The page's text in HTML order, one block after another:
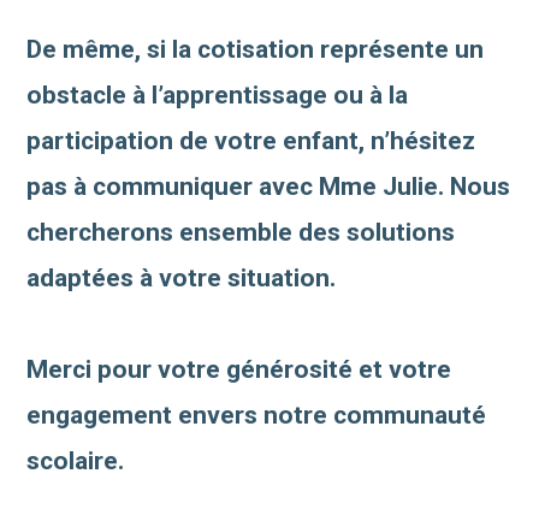
De même, si la cotisation représente un
obstacle à l’apprentissage ou à la
participation de votre enfant, n’hésitez
pas à communiquer avec Mme Julie. Nous
chercherons ensemble des solutions
adaptées à votre situation.
Merci pour votre générosité et votre
engagement envers notre communauté
scolaire.